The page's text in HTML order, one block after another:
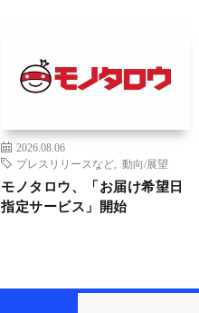
2026.08.06
プレスリリースなど
動向/展望
モノタロウ、「お届け希望日
指定サービス」開始